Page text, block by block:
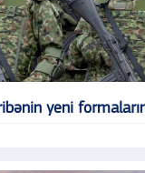
yeni